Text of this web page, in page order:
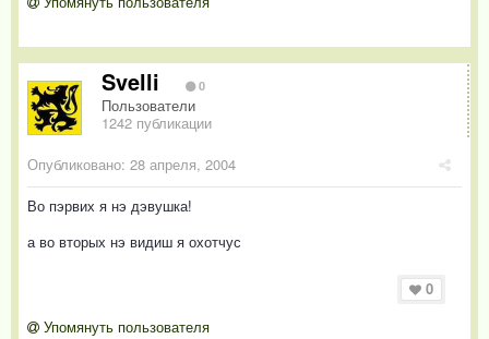
Svelli 0
Пользователи
1242 публикации
Опубликовано: 28 апреля, 2004
Во пэрвих я нэ дэвушка!
а во вторых нэ видиш я охотчус
0
Упомянуть пользователя